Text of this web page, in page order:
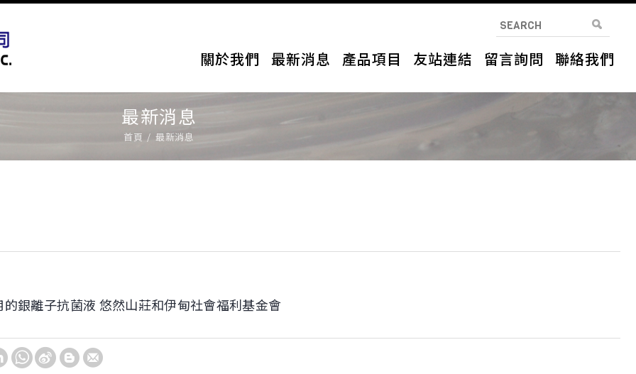
關於我們 最新消息 產品項目 友站連結 留言詢問 聯絡我們
最新消息
首頁 最新消息
的銀離子抗菌液 悠然山莊和伊甸社會福利基金會